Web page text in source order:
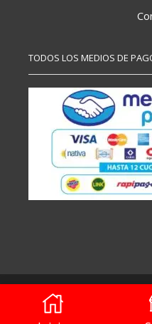
TODOS LOS MEDIOS DE
Copyright – Todos